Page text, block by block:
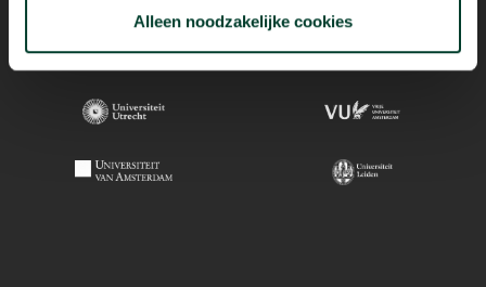
Alleen noodzakelijke cookies